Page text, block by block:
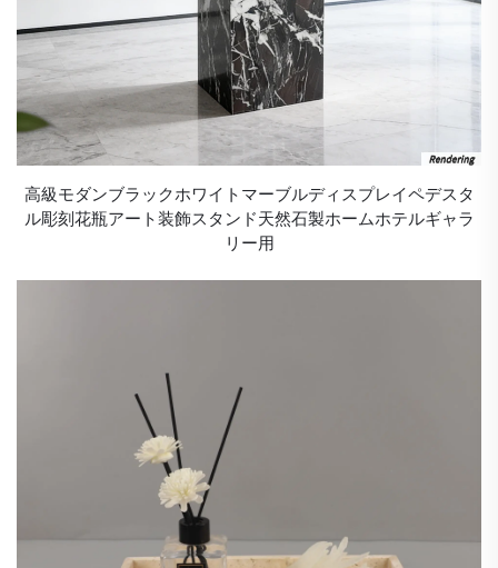
高級モダンブラックホワイトマーブルディスプレイペデスタ
ル彫刻花瓶アート装飾スタンド天然石製ホームホテルギャラ
リー用